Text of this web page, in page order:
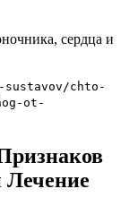
сердца и
chto-
ot-